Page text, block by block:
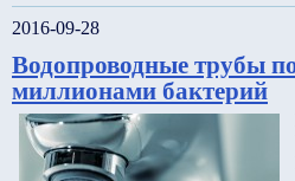
2016-09-28
Водопроводные трубы
миллионами бактерий